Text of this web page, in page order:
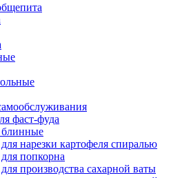
фаст-фуда
нарезки картофеля спиралью
попкорна
производства сахарной ваты